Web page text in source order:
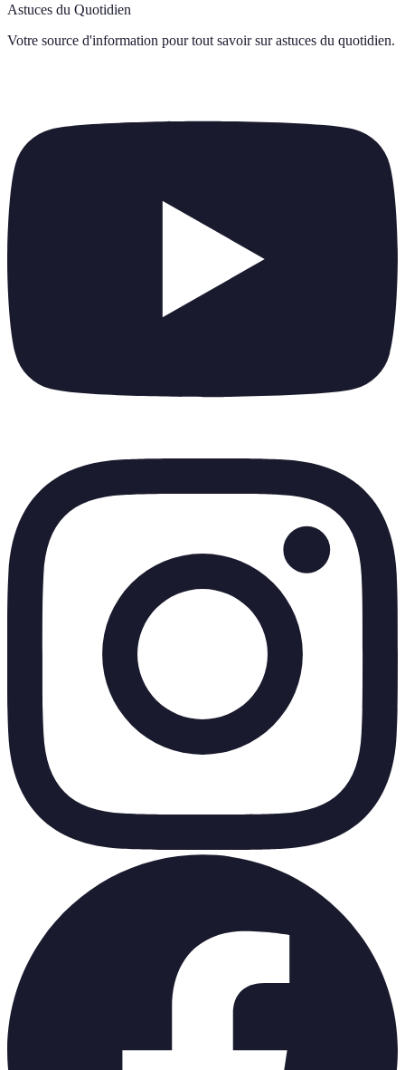
Astuces du Quotidien
Votre source d'information pour tout savoir sur astuces du quotidien.